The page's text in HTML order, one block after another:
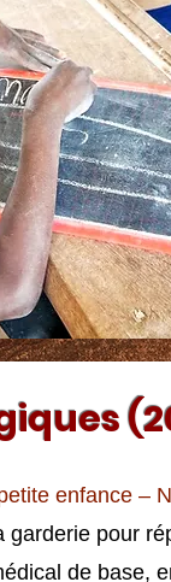
enfance –
pour
de base,